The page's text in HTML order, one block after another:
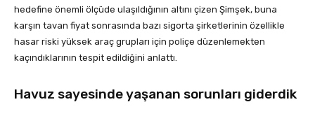
hedefine önemli ölçüde ulaşıldığının altını çizen Şimşek, buna
karşın tavan fiyat sonrasında bazı sigorta şirketlerinin özellikle
hasar riski yüksek araç grupları için poliçe düzenlemekten
kaçındıklarının tespit edildiğini anlattı.
Havuz sayesinde yaşanan sorunları giderdik